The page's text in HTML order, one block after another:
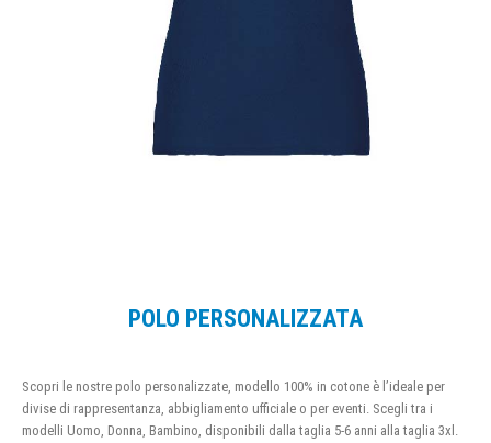
POLO PERSONALIZZATA
Scopri le nostre polo personalizzate, modello 100% in cotone è l’ideale per
divise di rappresentanza, abbigliamento ufficiale o per eventi. Scegli tra i
modelli Uomo, Donna, Bambino, disponibili dalla taglia 5-6 anni alla taglia 3xl.